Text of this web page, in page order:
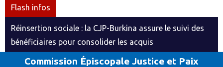
Flash infos
Réinsertion sociale : la CJP-Burkina assure le suivi des
bénéficiaires pour consolider les acquis
Commission Épiscopale Justice et Paix